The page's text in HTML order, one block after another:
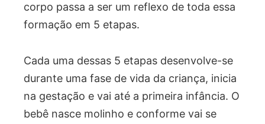
corpo passa a ser um reflexo de toda essa
formação em 5 etapas.
Cada uma dessas 5 etapas desenvolve-se
durante uma fase de vida da criança, inicia
na gestação e vai até a primeira infância. O
bebê nasce molinho e conforme vai se